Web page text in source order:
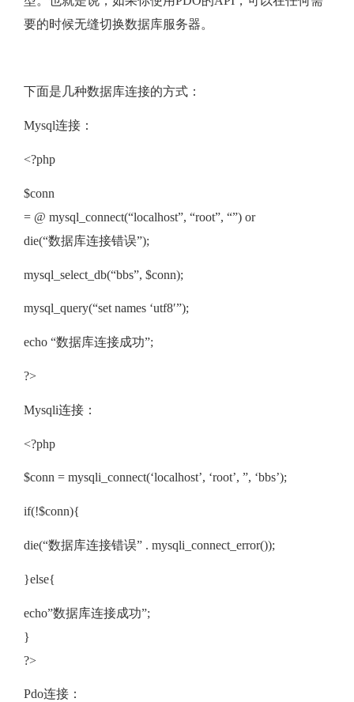
要的时候无缝切换数据库服务器。
下面是几种数据库连接的方式：
Mysql连接：
<?php
$conn
= @ mysql_connect(“localhost”, “root”, “”) or
die(“数据库连接错误”);
mysql_select_db(“bbs”, $conn);
mysql_query(“set names ‘utf8′”);
echo “数据库连接成功”;
?>
Mysqli连接：
<?php
$conn = mysqli_connect(‘localhost’, ‘root’, ”, ‘bbs’);
if(!$conn){
die(“数据库连接错误” . mysqli_connect_error());
}else{
echo”数据库连接成功”;
}
?>
Pdo连接：